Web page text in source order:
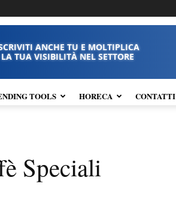
ANCHE TU E MOLTIPLICA
LA TUA VISIBILITÀ NEL SETTORE
TOOLS HORECA CONTATTI
Speciali